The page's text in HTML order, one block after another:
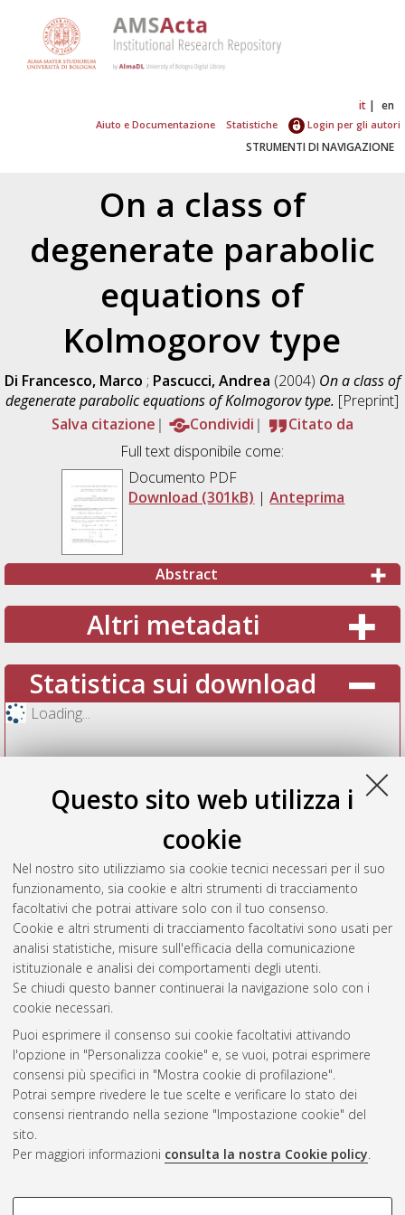
Questo sito web utilizza i
cookie
Nel nostro sito utilizziamo sia cookie tecnici necessari per il suo
funzionamento, sia cookie e altri strumenti di tracciamento
facoltativi che potrai attivare solo con il tuo consenso.
Cookie e altri strumenti di tracciamento facoltativi sono usati per
analisi statistiche, misure sull'efficacia della comunicazione
istituzionale e analisi dei comportamenti degli utenti.
Se chiudi questo banner continuerai la navigazione solo con i
cookie necessari.
Puoi esprimere il consenso sui cookie facoltativi attivando
l'opzione in "Personalizza cookie" e, se vuoi, potrai esprimere
consensi più specifici in "Mostra cookie di profilazione".
Potrai sempre rivedere le tue scelte e verificare lo stato dei
consensi rientrando nella sezione "Impostazione cookie" del
sito.
Per maggiori informazioni consulta la nostra Cookie policy.
COOKIE DI PROFILAZIONE -
it en
Aiuto e Documentazione Statistiche Login per gli autori
STRUMENTI DI NAVIGAZIONE
On a class of
degenerate parabolic
equations of
Kolmogorov type
Di Francesco, Marco ; Pascucci, Andrea (2004) On a class of
degenerate parabolic equations of Kolmogorov type. [Preprint]
Salva citazione
Condividi
Citato da
Full text disponibile come:
Documento PDF
Download (301kB) |Anteprima
Abstract
Altri metadati
Statistica sui download
Loading...
Vedi altre statistiche
Gestione del documento:
Atom
Rss
2.0
AMS Acta
ISSN: 2038-7954
re3data.org -
doi.org/10.17616/R3P19R
Servizio implementato e
Impostazioni Cookie